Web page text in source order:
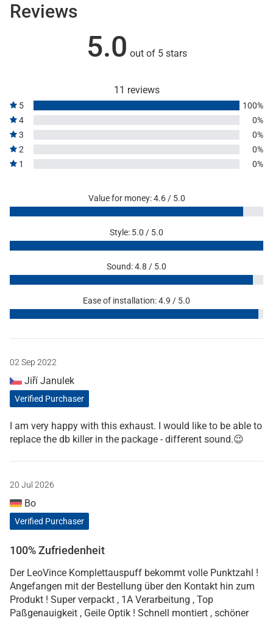
Reviews
5.0 out of 5 stars
11 reviews
5
100%
4
0%
3
0%
2
0%
1
0%
Value for money: 4.6 / 5.0
Style: 5.0 / 5.0
Sound: 4.8 / 5.0
Ease of installation: 4.9 / 5.0
02 Sep 2022
Jiří Janulek
Verified Purchaser
I am very happy with this exhaust. I would like to be able to
replace the db killer in the package - different sound.😉
20 Jul 2026
Bo
Verified Purchaser
100% Zufriedenheit
Der LeoVince Komplettauspuff bekommt volle Punktzahl !
Angefangen mit der Bestellung über den Kontakt hin zum
Produkt ! Super verpackt , 1A Verarbeitung , Top
Paßgenauigkeit , Geile Optik ! Schnell montiert , schöner